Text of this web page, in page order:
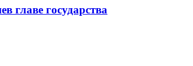
главе государства